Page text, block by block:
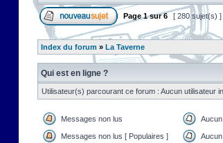
Page1sur6 [ 280 sujet(s) ]
Index du forum » La Taverne
Qui est en ligne ?
Utilisateur(s) parcourant ce forum : Aucun utilisateur
Messages non lus
Messages non lus [ Populaires ]